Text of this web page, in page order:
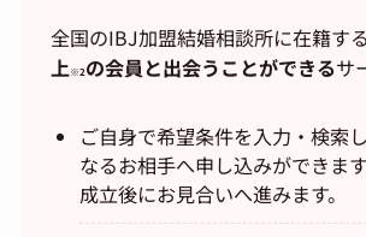
全国のIBJ加盟結婚相談所に在籍す
上※2の会員と出会うことができるサ
ご自身で希望条件を入力・検索
なるお相手へ申し込みができま
成立後にお見合いへ進みます。